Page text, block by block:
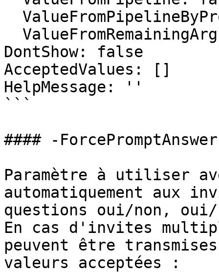
DontShow: false
AcceptedValues: []
HelpMessage: ''
```
#### -ForcePromptAnswer
Paramètre à utiliser
automatiquement aux
questions oui/non, oui/
En cas d'invites
peuvent être
valeurs acceptées :